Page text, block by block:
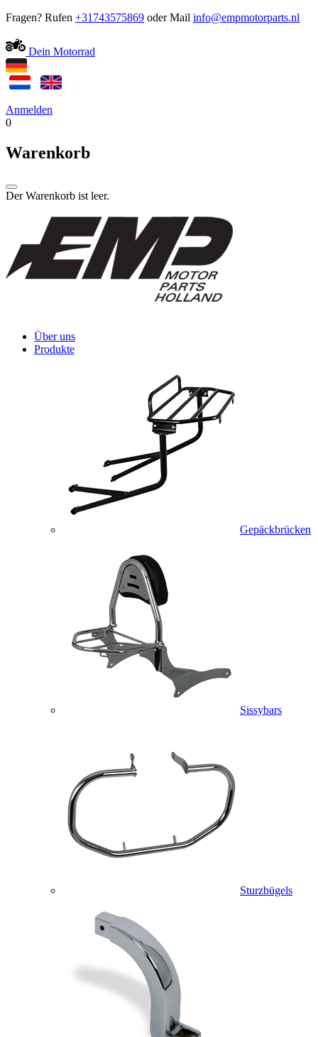
Fragen? Rufen +31743575869 oder Mail
Dein Motorrad
Anmelden
0
Warenkorb
Der Warenkorb ist leer.
Über uns
Produkte
Gepäckbrücken
Sissybars
Sturzbügels